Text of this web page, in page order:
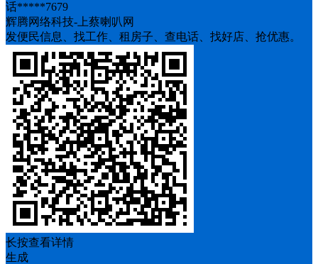
话*****7679
辉腾网络科技-上蔡喇叭网
发便民信息、找工作、租房子、查电话、找好店、抢优惠。
长按查看详情
生成